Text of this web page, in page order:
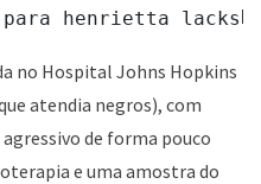
no Hospital Johns Hopkins
atendia negros), com
de forma pouco
e uma amostra do